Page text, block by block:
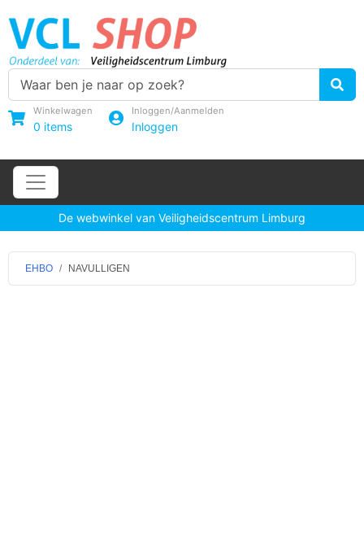
Winkelwagen
0 items
Inloggen/Aanmelden
Inloggen
De webwinkel van Veiligheidscentrum Limburg
EHBO NAVULLIGEN